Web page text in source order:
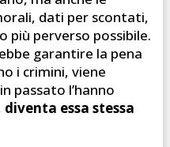
dati per scontati,
più perverso possibile.
garantire la pena
i crimini, viene
passato l’hanno
diventa essa stessa